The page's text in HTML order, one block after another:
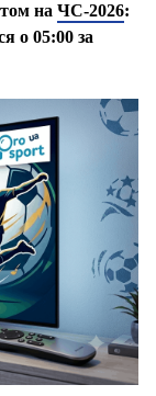
на ЧС-2026:
о 05:00 за